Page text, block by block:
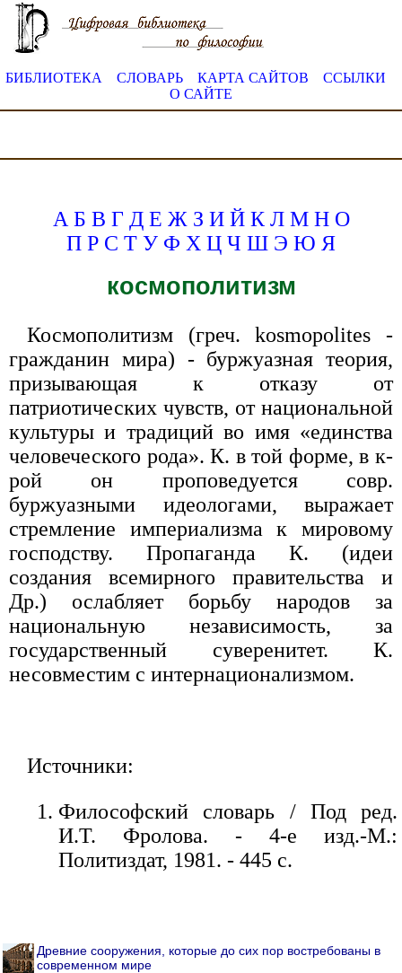
БИБЛИОТЕКА СЛОВАРЬ КАРТА САЙТОВ
ССЫЛКИ
О САЙТЕ
А Б В Г Д Е Ж З И Й К Л М Н О
П Р С Т У Ф Х Ц Ч Ш Э Ю Я
космополитизм
Космополитизм (греч. kosmopolites -
гражданин мира) - буржуазная теория,
призывающая к отказу от
патриотических чувств, от национальной
культуры и традиций во имя «единства
человеческого рода». К. в той форме, в к-
рой он проповедуется совр.
буржуазными идеологами, выражает
стремление империализма к мировому
господству. Пропаганда К. (идеи
создания всемирного правительства и
Др.) ослабляет борьбу народов за
национальную независимость, за
государственный суверенитет. К.
несовместим с интернационализмом.
Источники:
Философский словарь / Под ред.
И.Т. Фролова. - 4-е изд.-М.:
Политиздат, 1981. - 445 с.
Древние сооружения, которые до сих пор востребованы в
современном мире